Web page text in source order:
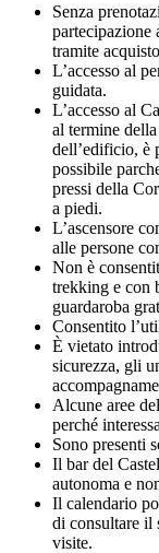
Senza
partecipazione
tramite
L’accesso al
guidata.
L’accesso al
al termine
dell’edificio, è
possibile
pressi della
a piedi.
L’ascensore
alle persone
Non è
trekking e con
guardaroba
Consentito
È vietato
sicurezza, gli
Alcune aree
perché
Sono presenti
Il bar del
autonoma e
Il calendario
di consultare il
visite.